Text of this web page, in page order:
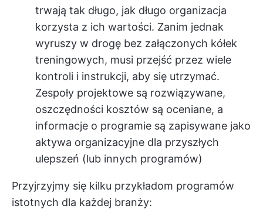
trwają tak długo, jak długo organizacja
korzysta z ich wartości. Zanim jednak
wyruszy w drogę bez załączonych kółek
treningowych, musi przejść przez wiele
kontroli i instrukcji, aby się utrzymać.
Zespoły projektowe są rozwiązywane,
oszczędności kosztów są oceniane, a
informacje o programie są zapisywane jako
aktywa organizacyjne dla przyszłych
ulepszeń (lub innych programów)
Przyjrzyjmy się kilku przykładom programów
istotnych dla każdej branży: